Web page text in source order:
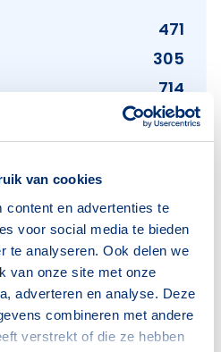
van cookies
content en advertenties te
voor social media te bieden
te analyseren. Ook delen we
van onze site met onze
adverteren en analyse. Deze
combineren met andere
verstrekt of die ze hebben
471
305
714
669
406
457
261